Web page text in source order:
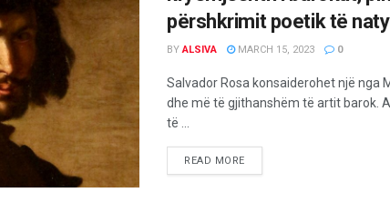
përshkrimit poetik të
BY ALSIVA MARCH 15, 2023 0
Salvador Rosa konsaiderohet një nga
dhe më të gjithanshëm të artit barok.
të ...
READ MORE